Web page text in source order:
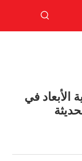
الأبعاد في